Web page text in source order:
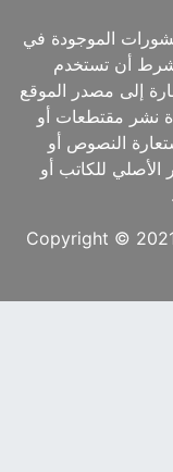
الموجودة في
أن تستخدم
إلى مصدر الموقع
مقتطعات أو
النصوص أو
للكاتب أو